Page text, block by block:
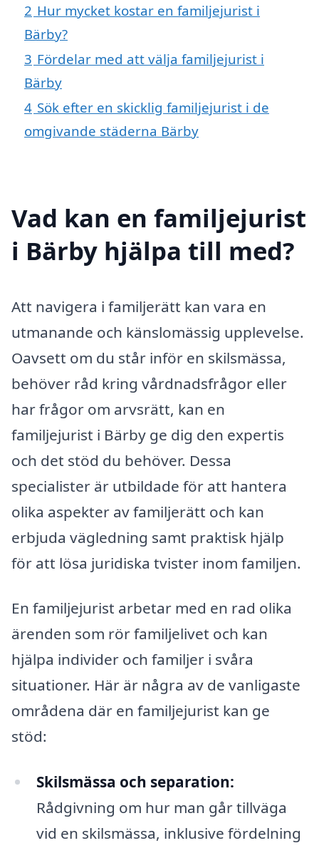
2 Hur mycket kostar en familjejurist i
Bärby?
3 Fördelar med att välja familjejurist i
Bärby
4 Sök efter en skicklig familjejurist i de
omgivande städerna Bärby
Vad kan en familjejurist
i Bärby hjälpa till med?
Att navigera i familjerätt kan vara en
utmanande och känslomässig upplevelse.
Oavsett om du står inför en skilsmässa,
behöver råd kring vårdnadsfrågor eller
har frågor om arvsrätt, kan en
familjejurist i Bärby ge dig den expertis
och det stöd du behöver. Dessa
specialister är utbildade för att hantera
olika aspekter av familjerätt och kan
erbjuda vägledning samt praktisk hjälp
för att lösa juridiska tvister inom familjen.
En familjejurist arbetar med en rad olika
ärenden som rör familjelivet och kan
hjälpa individer och familjer i svåra
situationer. Här är några av de vanligaste
områdena där en familjejurist kan ge
stöd:
Skilsmässa och separation:
Rådgivning om hur man går tillväga
vid en skilsmässa, inklusive fördelning